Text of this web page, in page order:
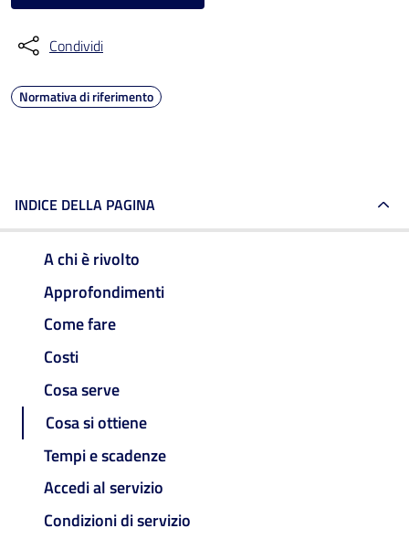
Condividi
Normativa di riferimento
INDICE DELLA PAGINA
A chi è rivolto
Approfondimenti
Come fare
Costi
Cosa serve
Cosa si ottiene
Tempi e scadenze
Accedi al servizio
Condizioni di servizio